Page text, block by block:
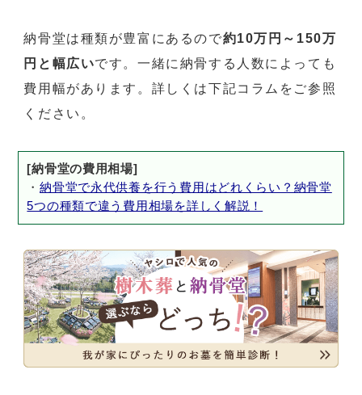
納骨堂は種類が豊富にあるので約10万円～150万
円と幅広いです。一緒に納骨する人数によっても
費用幅があります。詳しくは下記コラムをご参照
ください。
[納骨堂の費用相場]
・納骨堂で永代供養を行う費用はどれくらい？納骨堂
5つの種類で違う費用相場を詳しく解説！